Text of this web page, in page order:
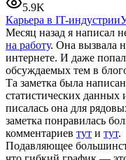
5.9K
Карьера в IT-индустрии
Месяц назад я написал
на работу. Она вызвала
интернете. И даже
обсуждаемых тем в
Та заметка была
статистических данных
писалась она для
заметка понравилась
комментариев тут и тут.
Подавляющее